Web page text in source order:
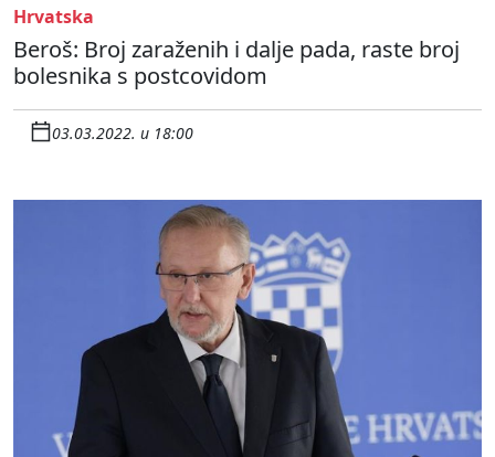
Hrvatska
Beroš: Broj zaraženih i dalje pada, raste broj
bolesnika s postcovidom
03.03.2022. u 18:00